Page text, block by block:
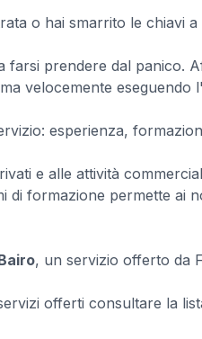
o hai smarrito le chiavi
farsi prendere dal panico.
velocemente eseguendo
esperienza,
e alle attività
di formazione permette ai
, un servizio offerto da
offerti consultare la